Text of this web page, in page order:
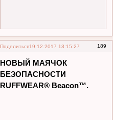
НОВЫЙ МАЯЧОК
БЕЗОПАСНОСТИ